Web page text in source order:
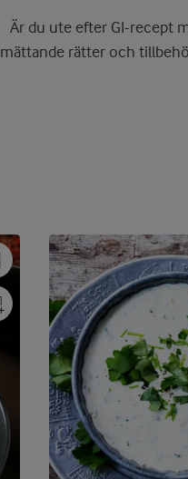
Är du ute efter GI-recept
mättande rätter och